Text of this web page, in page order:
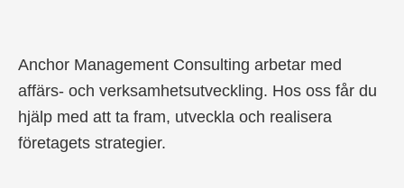
Anchor Management Consulting arbetar med
affärs- och verksamhetsutveckling. Hos oss får du
hjälp med att ta fram, utveckla och realisera
företagets strategier.